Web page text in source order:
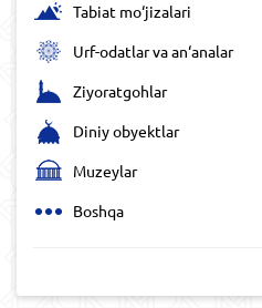
Tabiat mo‘jizalari
Urf-odatlar va an‘analar
Ziyoratgohlar
Diniy obyektlar
Muzeylar
Boshqa